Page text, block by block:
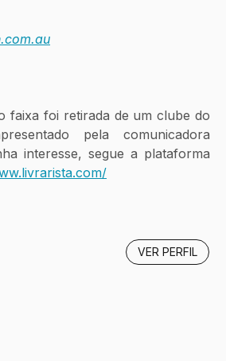
faixa foi retirada de um clube do
pela comunicadora
interesse, segue a plataforma
VER PERFIL